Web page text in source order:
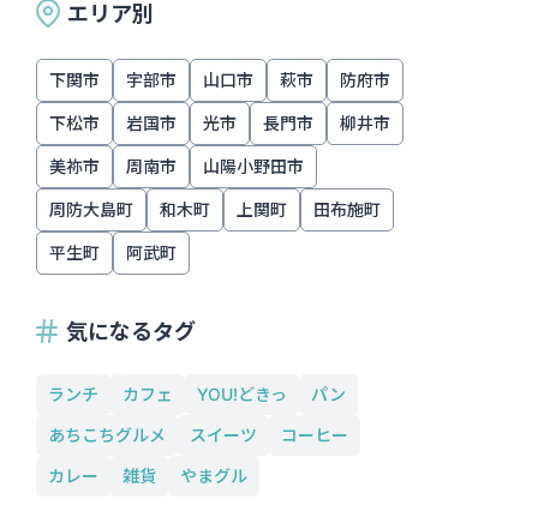
エリア別
下関市 宇部市 山口市 萩市 防府市
下松市 岩国市 光市 長門市 柳井市
美祢市 周南市 山陽小野田市
周防大島町 和木町 上関町 田布施町
平生町 阿武町
気になるタグ
ランチ カフェ YOU!どきっ
パン
あちこちグルメ
スイーツ
コーヒー
カレー
雑貨 やまグル